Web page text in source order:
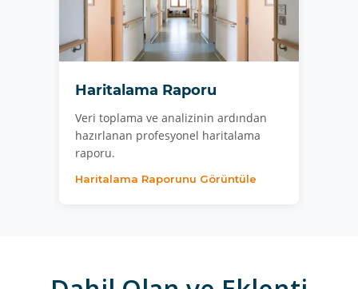
Haritalama Raporu
Veri toplama ve analizinin ardından
hazırlanan profesyonel haritalama
raporu.
Haritalama Raporunu Görüntüle